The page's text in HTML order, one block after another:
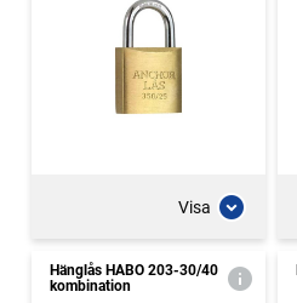
Visa
Hänglås HABO 203-30/40
kombination